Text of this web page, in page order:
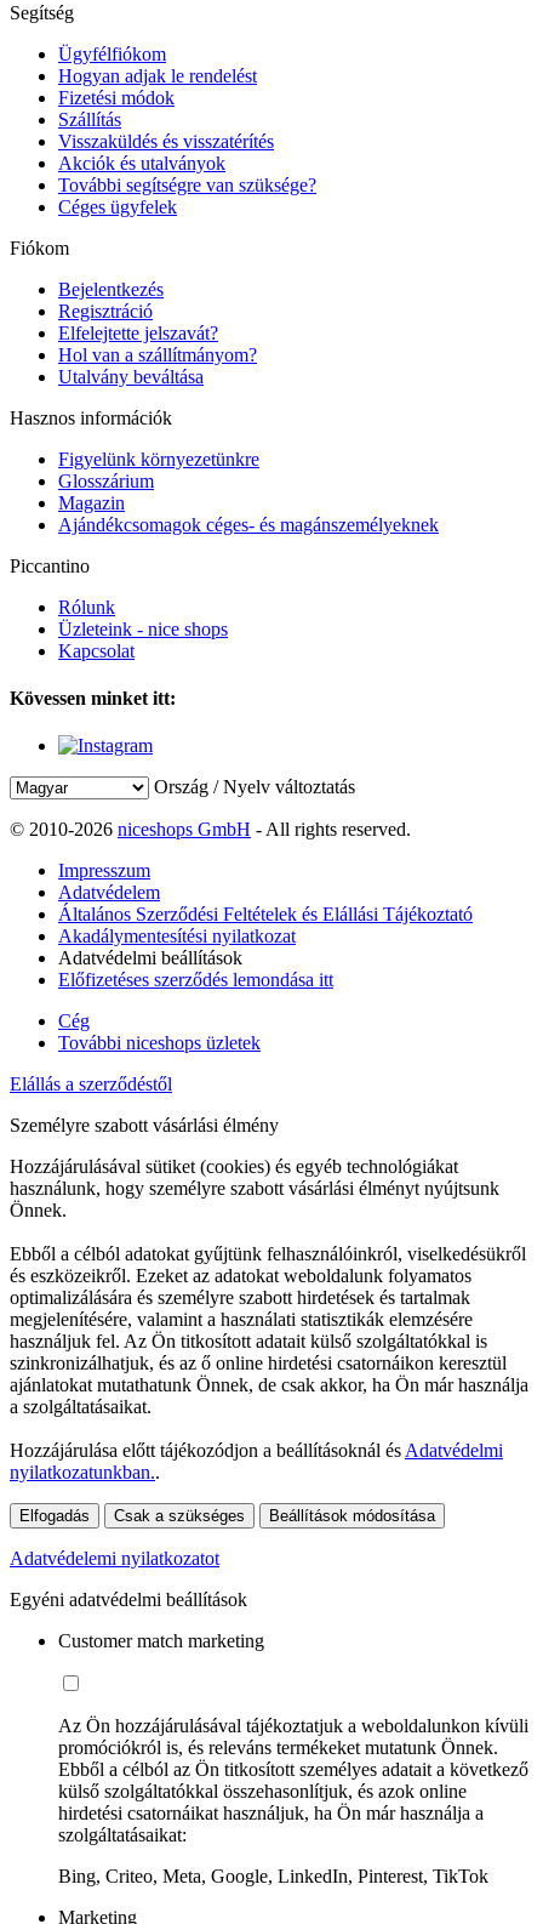
Segítség
Ügyfélfiókom
Hogyan adjak le rendelést
Fizetési módok
Szállítás
Visszaküldés és visszatérítés
Akciók és utalványok
További segítségre van szüksége?
Céges ügyfelek
Fiókom
Bejelentkezés
Regisztráció
Elfelejtette jelszavát?
Hol van a szállítmányom?
Utalvány beváltása
Hasznos információk
Figyelünk környezetünkre
Glosszárium
Magazin
Ajándékcsomagok céges- és magánszemélyeknek
Piccantino
Rólunk
Üzleteink - nice shops
Kapcsolat
Kövessen minket itt:
Ország / Nyelv változtatás
© 2010-2026 niceshops GmbH - All rights reserved.
Impresszum
Adatvédelem
Általános Szerződési Feltételek és Elállási Tájékoztató
Akadálymentesítési nyilatkozat
Adatvédelmi beállítások
Előfizetéses szerződés lemondása itt
Cég
További niceshops üzletek
Elállás a szerződéstől
Személyre szabott vásárlási élmény
Hozzájárulásával sütiket (cookies) és egyéb technológiákat
használunk, hogy személyre szabott vásárlási élményt nyújtsunk
Önnek.
Ebből a célból adatokat gyűjtünk felhasználóinkról, viselkedésükről
és eszközeikről. Ezeket az adatokat weboldalunk folyamatos
optimalizálására és személyre szabott hirdetések és tartalmak
megjelenítésére, valamint a használati statisztikák elemzésére
használjuk fel. Az Ön titkosított adatait külső szolgáltatókkal is
szinkronizálhatjuk, és az ő online hirdetési csatornáikon keresztül
ajánlatokat mutathatunk Önnek, de csak akkor, ha Ön már használja
a szolgáltatásaikat.
Hozzájárulása előtt tájékozódjon a beállításoknál és Adatvédelmi
nyilatkozatunkban..
Elfogadás Csak a szükséges Beállítások módosítása
Adatvédelemi nyilatkozatot
Egyéni adatvédelmi beállítások
Customer match marketing
Az Ön hozzájárulásával tájékoztatjuk a weboldalunkon kívüli
promóciókról is, és releváns termékeket mutatunk Önnek.
Ebből a célból az Ön titkosított személyes adatait a következő
külső szolgáltatókkal összehasonlítjuk, és azok online
hirdetési csatornáikat használjuk, ha Ön már használja a
szolgáltatásaikat:
Bing, Criteo, Meta, Google, LinkedIn, Pinterest, TikTok
Marketing